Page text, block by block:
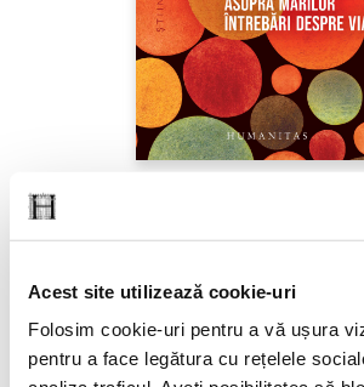
Acest site utilizează cookie-uri
Folosim cookie-uri pentru a vă ușura
pentru a face legătura cu rețelele